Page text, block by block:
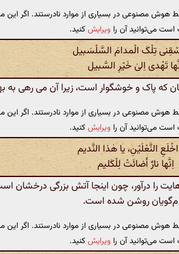
هوش مصنوعی در بسیاری از موارد نادرستند. اگر این
می‌توانید آن را ویرایشکنید.
تِلْکَ الْمدامَ السَّلْسَبیل
تَهْدی اِلیٰ خَیْرِ السَّبیل
پاک و خوشگوار است، زیرا آن می رهی به
هوش مصنوعی در بسیاری از موارد نادرستند. اگر این
می‌توانید آن را ویرایشکنید.
النَّعْلَیْنِ، یا هٰذا النَّدیم
اِنَّها نارٌ أَضائَتْ لِلْکَلیم
درآور، چون اینجا آتش بزرگی درخشان
روشن شده است.
هوش مصنوعی در بسیاری از موارد نادرستند. اگر این
می‌توانید آن را ویرایشکنید.